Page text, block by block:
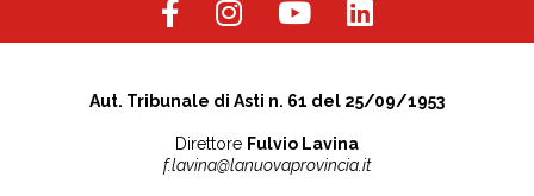
Aut. Tribunale di Asti n. 61 del 25/09/1953
Direttore Fulvio Lavina
f.lavina@lanuovaprovincia.it